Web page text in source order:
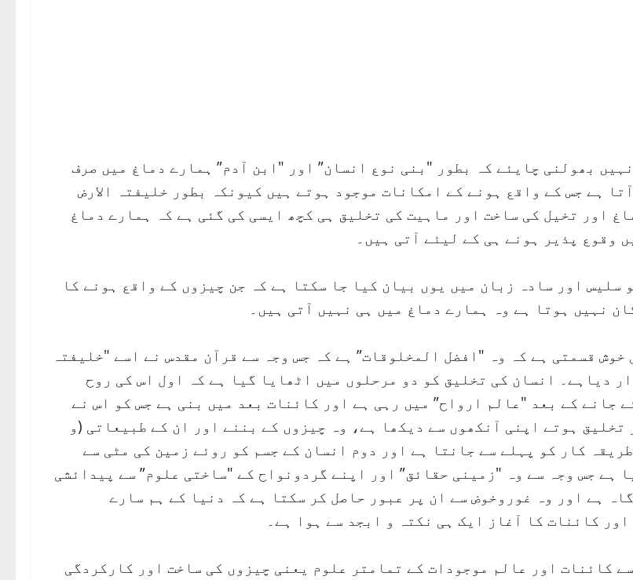
بھولنی چایئے کہ بطور "بنی نوع انسان” اور "ابن آدم” ہمارے دماغ میں صرف
ہے جس کے واقع ہونے کے امکانات موجود ہوتے ہیں کیونکہ بطور خلیفتہ الارض
اور تخیل کی ساخت اور ماہیت کی تخلیق ہی کچھ ایسی کی گئی ہے کہ ہمارے دماغ
وقوع پذیر ہونے ہی کے لیئے آتی ہیں۔
سلیس اور سادہ زبان میں یوں بیان کیا جا سکتا ہے کہ جن چیزوں کے واقع ہونے کا
نہیں ہوتا ہے وہ ہمارے دماغ میں ہی نہیں آتی ہیں۔
خوش قسمتی ہے کہ وہ "افضل المخلوقات” ہے کہ جس وجہ سے قرآن مقدس نے اسے "خلیفتہ
دیاہے۔ انسان کی تخلیق کو دو مرحلوں میں اٹھایا گیا ہے کہ اول اس کی روح
جانے کے بعد "عالم ارواح” میں رہی ہے اور کائنات بعد میں بنی ہے جس کو اس نے
تخلیق ہوتے اپنی آنکھوں سے دیکھا ہے، وہ چیزوں کے بننے اور ان کے طبیعاتی (و
کار کو پہلے سے جانتا ہے اور دوم انسان کے جسم کو روئے زمین کی مٹی سے
ہے جس وجہ سے وہ "زمینی حقائق” اور اپنے گردونواح کے "ساختی علوم” سے پیدائشی
ہے اور وہ غوروخوض سے ان پر عبور حاصل کر سکتا ہے کہ دنیا کے ہم سارے
اور کائنات کا آغاز ایک ہی نکتہ و ابجد سے ہوا ہے۔
کائنات اور عالم موجودات کے تمامتر علوم یعنی چیزوں کی ساخت اور کارکردگی